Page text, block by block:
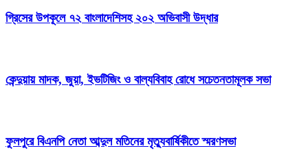
গ্রিসের উপকূলে ৭২ বাংলাদেশিসহ ২০২ অভিবাসী উদ্ধার
কেন্দুয়ায় মাদক, জুয়া, ইভটিজিং ও বাল্যবিবাহ রোধে সচেতনতামূলক সভা
ফুলপুরে বিএনপি নেতা আব্দুল মতিনের মৃত্যুবার্ষিকীতে স্মরণসভা